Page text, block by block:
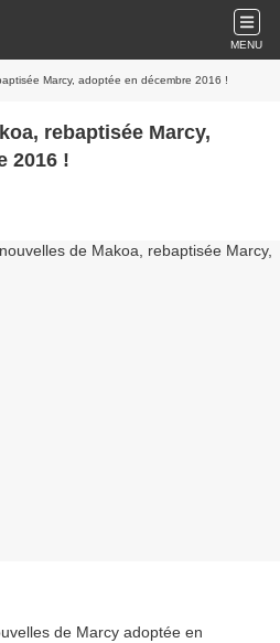
MENU
Marcy, adoptée en décembre 2016 !
rebaptisée Marcy,
2016 !
de Marcy adoptée en